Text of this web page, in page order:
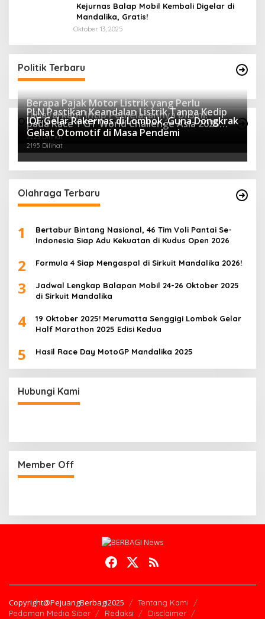
Kejurnas Balap Mobil Kembali Digelar di
Mandalika, Gratis!
Oktober 13, 2025
Politik Terbaru
Otomotif Terpopuler
Berapa Pajak Motor Listrik yang Perlu
Dibayarkan? Intip Penjelasannya Di Sini!
2443 Dilihat
PLN Pastikan Keandalan Listrik Tanpa Kedip
pada Race 1 GT World Challenge Asia 2025
Mandalika
2223 Dilihat
IOF Gelar Rakernas di Lombok, Guna Dongkrak
Geliat Otomotif di Masa Pendemi
2195 Dilihat
Olahraga Terbaru
1
Bertabur Bintang Nasional, 46 Tim Voli Pantai Se-
Indonesia Siap Adu Kekuatan di Kudus Open 2026
2 Formula 4 Siap Mengaspal di Sirkuit Mandalika 2026!
3
Jadwal Lengkap Balapan Mobil 24-26 Oktober 2025
di Sirkuit Mandalika
4
19 Oktober 2025! Merumatta Senggigi Lombok Gelar
Half Marathon 2025 Edisi Kedua
5 Hasil Race Day MotoGP Mandalika 2025
Hubungi Kami
Member Off
Copyright@PejuangBerbagi2025
Tentang Kami
Pedoman Media Siber
Redaksi
Disclaimer